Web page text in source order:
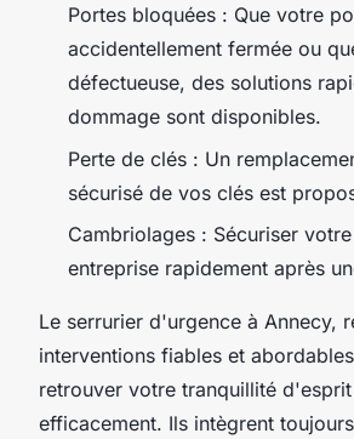
Portes bloquées : Que votre
accidentellement fermée ou
défectueuse, des solutions
dommage sont disponibles.
Perte de clés : Un
sécurisé de vos clés est
Cambriolages : Sécuriser
entreprise rapidement après
Le serrurier d'urgence à Annecy,
interventions fiables et
retrouver votre tranquillité
efficacement. Ils intègrent